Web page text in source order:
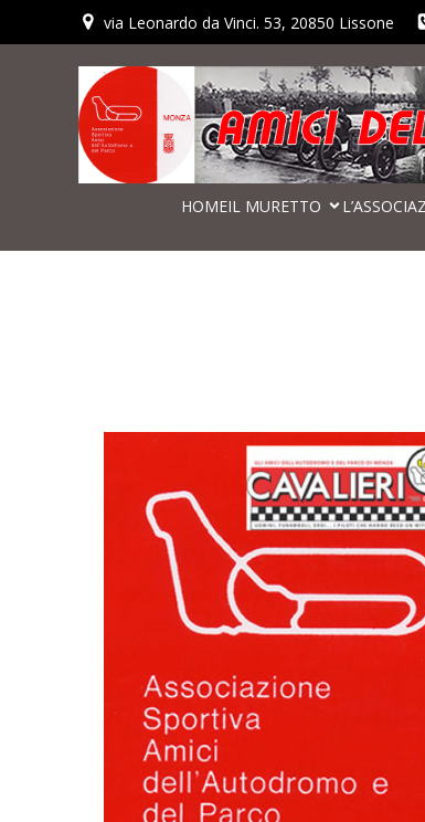
via Leonardo da Vinci. 53, 20850 Lissone
HOMEIL MURETTO